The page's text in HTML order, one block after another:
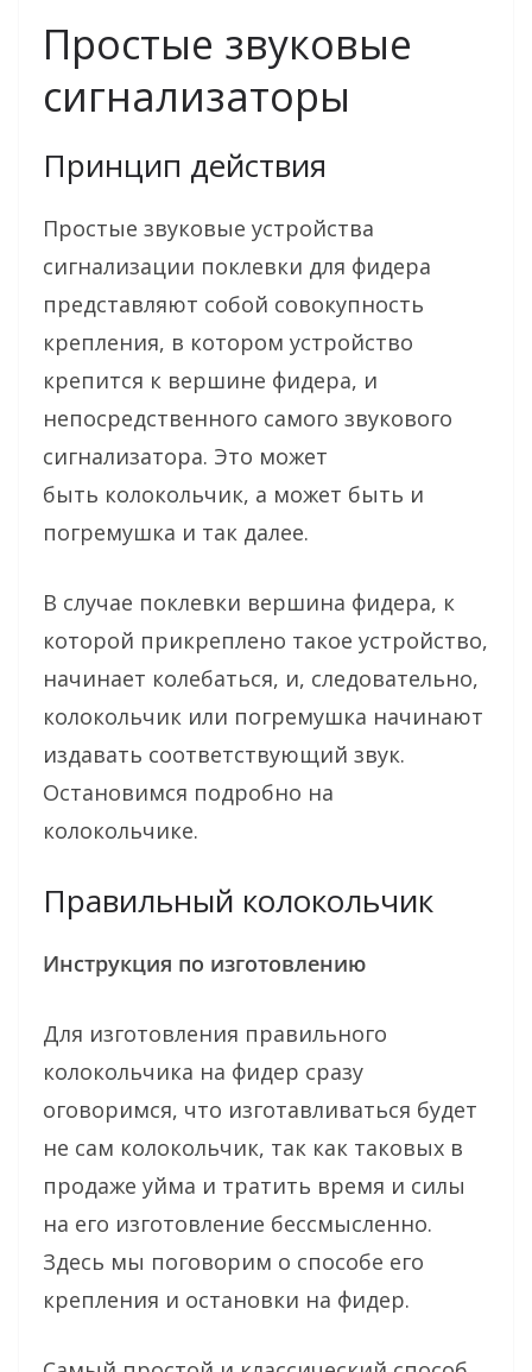
Простые звуковые
сигнализаторы
Принцип действия
Простые звуковые устройства
сигнализации поклевки для фидера
представляют собой совокупность
крепления, в котором устройство
крепится к вершине фидера, и
непосредственного самого звукового
сигнализатора. Это может
быть колокольчик, а может быть и
погремушка и так далее.
В случае поклевки вершина фидера, к
которой прикреплено такое устройство,
начинает колебаться, и, следовательно,
колокольчик или погремушка начинают
издавать соответствующий звук.
Остановимся подробно на
колокольчике.
Правильный колокольчик
Инструкция по изготовлению
Для изготовления правильного
колокольчика на фидер сразу
оговоримся, что изготавливаться будет
не сам колокольчик, так как таковых в
продаже уйма и тратить время и силы
на его изготовление бессмысленно.
Здесь мы поговорим о способе его
крепления и остановки на фидер.